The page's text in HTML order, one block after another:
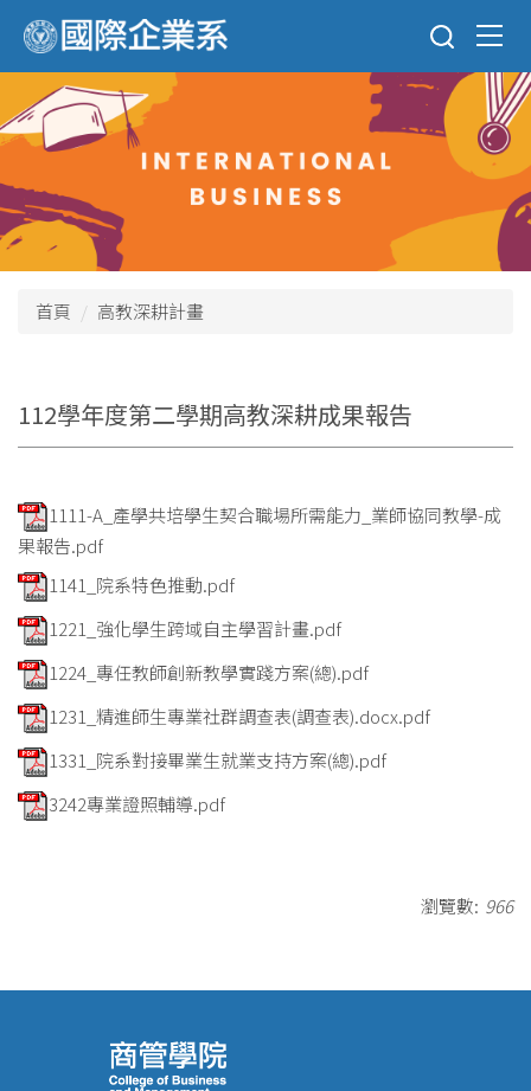
到
主
內
容
首頁 高教深耕計畫
112學年度第二學期高教深耕成果報告
1111-A_產學共培學生契合職場所需能力_業師協同教學-成
果報告.pdf
1141_院系特色推動.pdf
1221_強化學生跨域自主學習計畫.pdf
1224_專任教師創新教學實踐方案(總).pdf
1231_精進師生專業社群調查表(調查表).docx.pdf
1331_院系對接畢業生就業支持方案(總).pdf
3242專業證照輔導.pdf
瀏覽數: 966